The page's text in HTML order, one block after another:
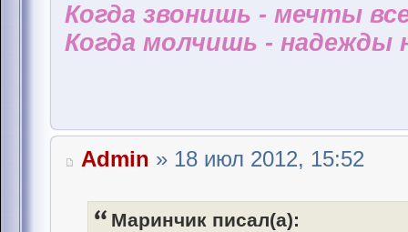
Когда звонишь - мечты
Когда молчишь - надежды
Admin » 18 июл 2012, 15:52
Маринчик писал(а):